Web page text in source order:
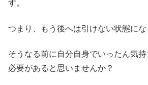
す。
つまり、もう後へは引けない状態にな
そうなる前に自分自身でいったん気
必要があると思いませんか？